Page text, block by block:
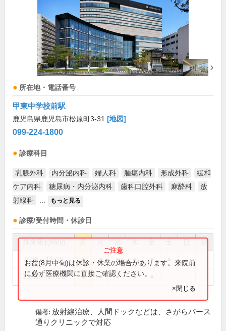
所在地・電話番号
甲東中学校前駅
鹿児島県鹿児島市松原町3-31 [地図]
099-224-1800
診療科目
乳腺外科 内分泌内科 婦人科 腫瘍内科 形成外科
緩和
ケア内科
糖尿病・内分泌内科 歯科口腔外科 麻酔科
放
射線科
もっと見る
診療/受付時間・休診日
祝
8:00～11:30 ● ● ● ● ●
13:30～17:00 ● ● ● ●
お盆(8月中旬)は休診・休業の場合があります。来院前
に必ず医療機関に直接ご確認ください。
×閉じる
備考: 放射線治療、人間ドックなどは、さがらパース
通りクリニックで対応